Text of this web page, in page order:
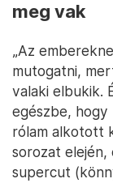
meg vak
„Az
mutogatni,
valaki elbukik.
egészbe,
rólam alkotott
sorozat
supercut